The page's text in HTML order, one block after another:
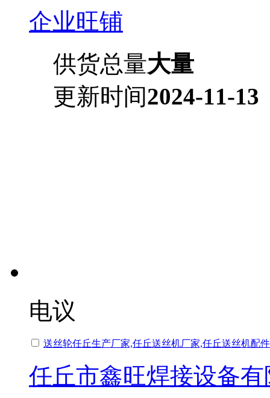
企业旺铺
供货总量大量
更新时间2024-11-13
电议
送丝轮任丘生产厂家,任丘送丝机厂家,任丘送丝机配件
任丘市鑫旺焊接设备